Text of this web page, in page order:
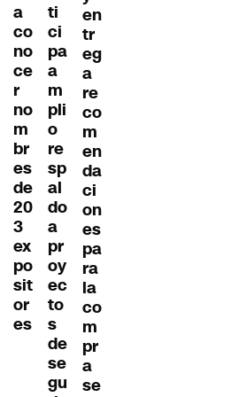
a
co
no
ce
r
no
m
br
es
de
20
3
ex
po
sit
or
es
ti
ci
pa
a
m
pli
o
re
sp
al
do
a
pr
oy
ec
to
s
de
se
gu
en
tr
eg
a
re
co
m
en
da
ci
on
es
pa
ra
la
co
m
pr
a
se